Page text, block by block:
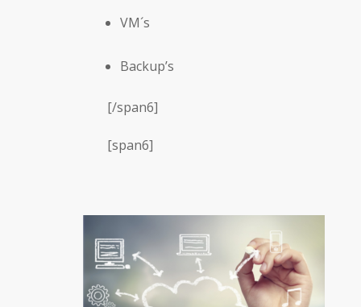
VM´s
Backup’s
[/span6]
[span6]